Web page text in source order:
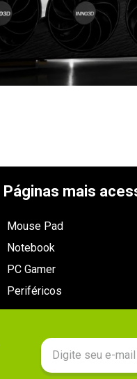
Páginas mais
Mouse Pad
Notebook
PC Gamer
Periféricos